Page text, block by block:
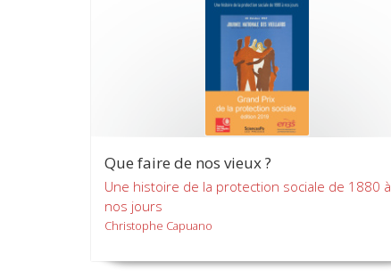
Que faire de nos vieux ?
Une histoire de la protection sociale de 1880 à
nos jours
Christophe Capuano